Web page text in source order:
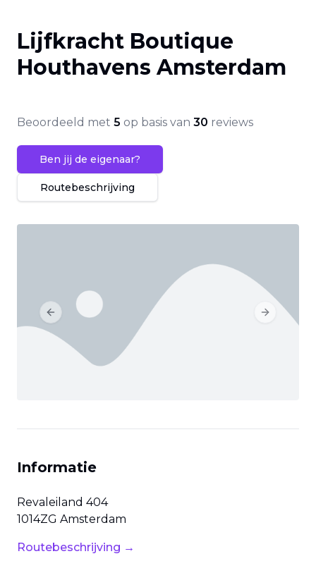
Lijfkracht Boutique
Houthavens Amsterdam
Beoordeeld met 5 op basis van 30 reviews
Ben jij de eigenaar?
Routebeschrijving
Previous slide Next slide
Informatie
Revaleiland 404
1014ZG Amsterdam
Routebeschrijving →